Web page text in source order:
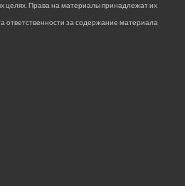
целях. Права на материалы принадлежат их
ответственности за содержание материала